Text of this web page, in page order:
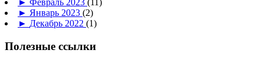
► Февраль 2023 (11)
► Январь 2023 (2)
► Декабрь 2022 (1)
Полезные ссылки